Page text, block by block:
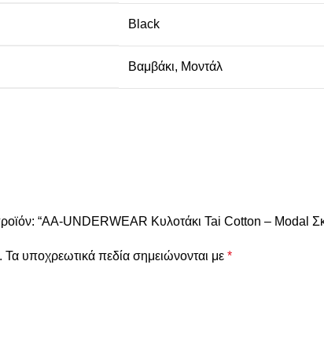
Black
Βαμβάκι, Μοντάλ
“AA-UNDERWEAR Κυλοτάκι Tai Cotton – Modal
Τα υποχρεωτικά πεδία σημειώνονται με *